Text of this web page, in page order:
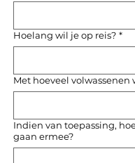
Hoelang wil je op reis? *
Met hoeveel volwassenen
Indien van toepassing,
gaan ermee?